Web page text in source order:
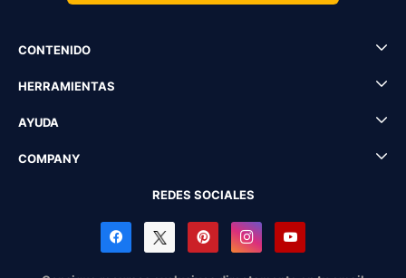
CONTENIDO
HERRAMIENTAS
AYUDA
COMPANY
REDES SOCIALES